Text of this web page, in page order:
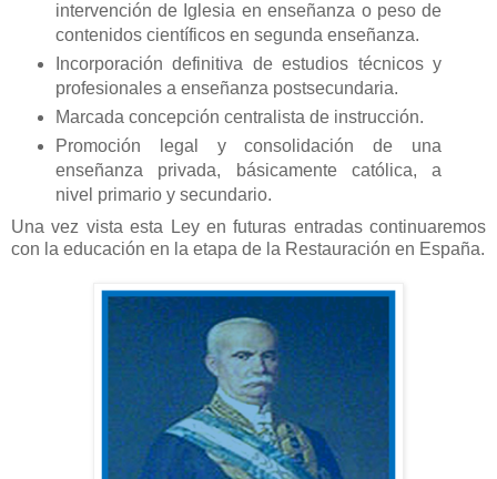
intervención de Iglesia en enseñanza o peso de
contenidos científicos en segunda enseñanza.
Incorporación definitiva de estudios técnicos y
profesionales a enseñanza postsecundaria.
Marcada concepción centralista de instrucción.
Promoción legal y consolidación de una
enseñanza privada, básicamente católica, a
nivel primario y secundario.
Una vez vista esta Ley en futuras entradas continuaremos
con la educación en la etapa de la Restauración en España.